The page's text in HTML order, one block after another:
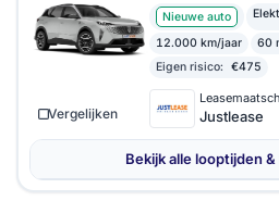
Nieuwe auto
12.000 km/jaar
60
Eigen risico:
€475
Justlease
Vergelijken
Bekijk alle looptijden